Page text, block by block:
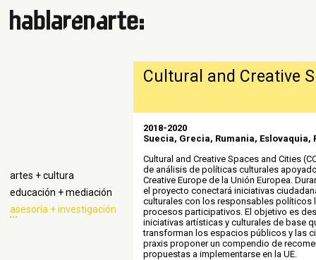
artes + cultura
educación + mediación
asesoría + investigación
Cultural and Creative
2018-2020
Suecia, Grecia, Rumania, Eslovaquia,
Cultural and Creative Spaces and Cities
de análisis de políticas culturales
Creative Europe de la Unión Europea.
el proyecto conectará iniciativas
culturales con los responsables políticos
procesos participativos. El objetivo es
iniciativas artísticas y culturales de base
transforman los espacios públicos y las
praxis proponer un compendio de
propuestas a implementarse en la UE.